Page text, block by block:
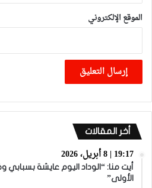
الموقع الإلكتروني
أخر المقالات
19:17 | 8 أبريل، 2026
الأولى”